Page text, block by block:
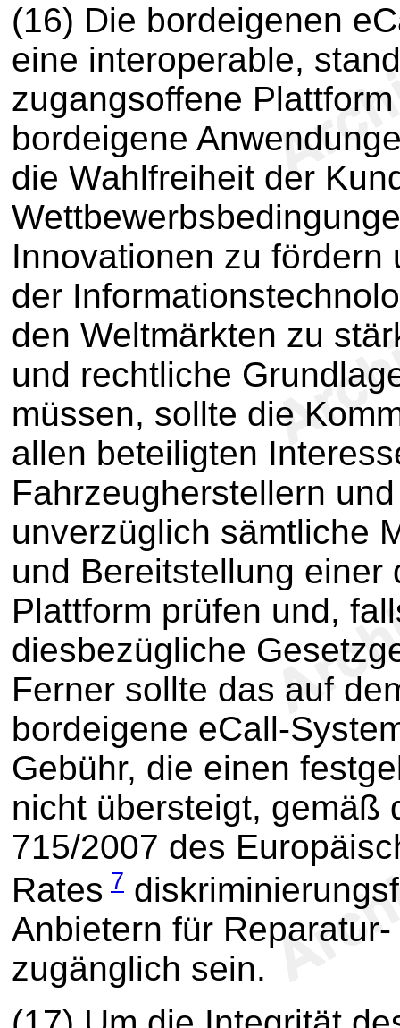
(16) Die bordeigenen
eine interoperable,
zugangsoffene
bordeigene
die Wahlfreiheit der
Innovationen zu
der
den Weltmärkten zu
und rechtliche
müssen, sollte die
allen beteiligten
Fahrzeugherstellern
unverzüglich sämtliche
und Bereitstellung einer
Plattform prüfen und,
diesbezügliche
Ferner sollte das auf
bordeigene eCall-
Gebühr, die einen
nicht übersteigt, gemäß
715/2007 des
Rates 7
Anbietern für
zugänglich sein.